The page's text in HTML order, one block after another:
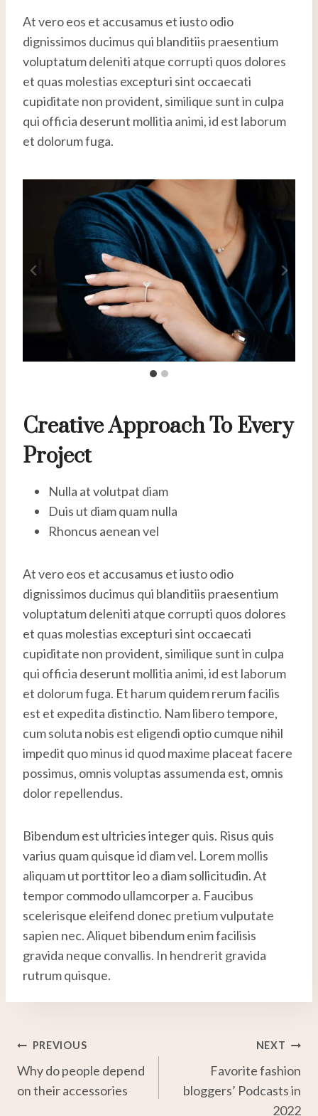
At vero eos et accusamus et iusto odio
dignissimos ducimus qui blanditiis praesentium
voluptatum deleniti atque corrupti quos dolores
et quas molestias excepturi sint occaecati
cupiditate non provident, similique sunt in culpa
qui officia deserunt mollitia animi, id est laborum
et dolorum fuga.
Creative Approach To Every
Project
Nulla at volutpat diam
Duis ut diam quam nulla
Rhoncus aenean vel
At vero eos et accusamus et iusto odio
dignissimos ducimus qui blanditiis praesentium
voluptatum deleniti atque corrupti quos dolores
et quas molestias excepturi sint occaecati
cupiditate non provident, similique sunt in culpa
qui officia deserunt mollitia animi, id est laborum
et dolorum fuga. Et harum quidem rerum facilis
est et expedita distinctio. Nam libero tempore,
cum soluta nobis est eligendi optio cumque nihil
impedit quo minus id quod maxime placeat facere
possimus, omnis voluptas assumenda est, omnis
dolor repellendus.
Bibendum est ultricies integer quis. Risus quis
varius quam quisque id diam vel. Lorem mollis
aliquam ut porttitor leo a diam sollicitudin. At
tempor commodo ullamcorper a. Faucibus
scelerisque eleifend donec pretium vulputate
sapien nec. Aliquet bibendum enim facilisis
gravida neque convallis. In hendrerit gravida
rutrum quisque.
Post
Navigation
PREVIOUS
Why do people depend
on their accessories
NEXT
Favorite fashion
bloggers’ Podcasts in
2022